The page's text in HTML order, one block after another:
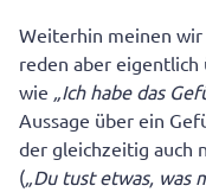
Weiterhin meinen
reden aber eigentlich
wie „Ich habe das
Aussage über ein
der gleichzeitig auch
(„Du tust etwas, was